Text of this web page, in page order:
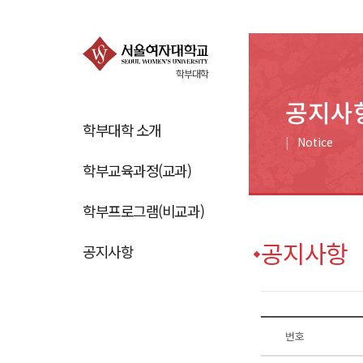
학부대학
학부대학 소개
학부교육과정(교과)
학부프로그램(비교과)
공지사항
공지사
Notice
공지사항
번호